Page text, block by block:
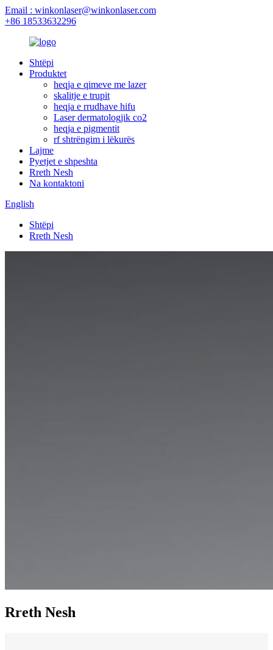
Email : winkonlaser@winkonlaser.com
+86 18533632296
Shtëpi
Produktet
heqja e qimeve me lazer
skalitje e trupit
heqja e rrudhave hifu
Laser dermatologjik co2
heqja e pigmentit
rf shtrëngim i lëkurës
Lajme
Pyetjet e shpeshta
Rreth Nesh
Na kontaktoni
English
Shtëpi
Rreth Nesh
Rreth Nesh